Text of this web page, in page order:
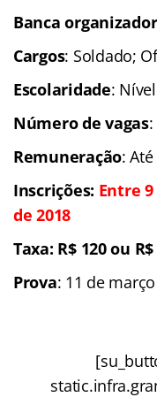
Banca
Cargos: Soldado;
Escolaridade:
Número de vagas:
Remuneração:
Inscrições: Entre
de 2018
Taxa: R$ 120 ou
Prova: 11 de